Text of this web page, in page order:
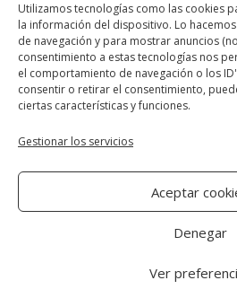
Utilizamos tecnologías como las cookies
la información del dispositivo. Lo
de navegación y para mostrar anuncios
consentimiento a estas tecnologías nos
el comportamiento de navegación o los
consentir o retirar el consentimiento,
ciertas características y funciones.
Gestionar los servicios
Aceptar
Denegar
Ver
diciembre 2017
Categorías
cocina y recetas
general
lifestyle
manualidades-diy